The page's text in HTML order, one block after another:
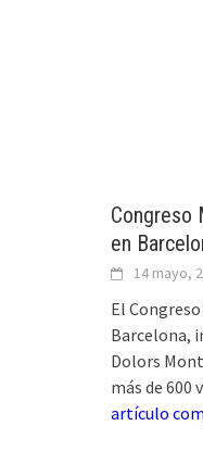
Congreso
en
14 mayo,
El
Barcelona,
Dolors
más de 600
artículo